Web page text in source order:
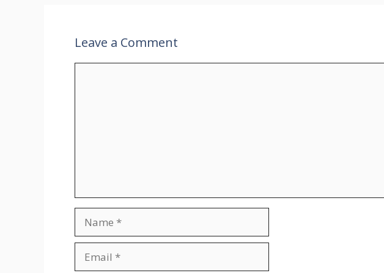
Leave a Comment